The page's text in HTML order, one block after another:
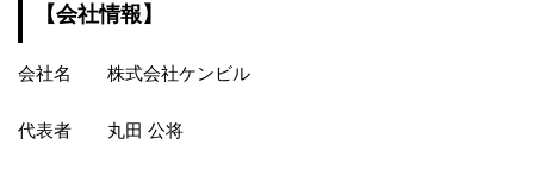
【会社情報】
会社名 株式会社ケンビル
代表者 丸田 公将